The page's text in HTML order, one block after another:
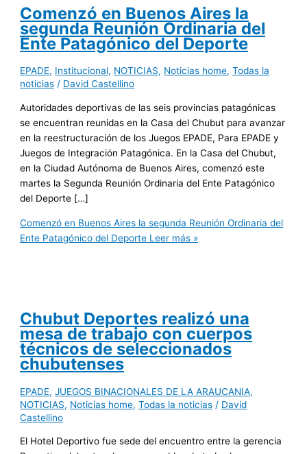
Comenzó en Buenos Aires la
segunda Reunión Ordinaria del
Ente Patagónico del Deporte
EPADE, Institucional, NOTICIAS, Noticias home,Todas la
noticias / David Castellino
Autoridades deportivas de las seis provincias patagónicas
se encuentran reunidas en la Casa del Chubut para avanzar
en la reestructuración de los Juegos EPADE, Para EPADE y
Juegos de Integración Patagónica. En la Casa del Chubut,
en la Ciudad Autónoma de Buenos Aires, comenzó este
martes la Segunda Reunión Ordinaria del Ente Patagónico
del Deporte […]
Comenzó en Buenos Aires la segunda Reunión Ordinaria del
Ente Patagónico del Deporte Leer más »
Chubut Deportes realizó una
mesa de trabajo con cuerpos
técnicos de seleccionados
chubutenses
EPADE,JUEGOS BINACIONALES DE LA ARAUCANIA,
NOTICIAS, Noticias home,Todas la noticias / David
Castellino
El Hotel Deportivo fue sede del encuentro entre la gerencia